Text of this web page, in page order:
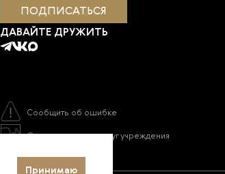
ПОДПИСАТЬСЯ
ДАВАЙТЕ ДРУЖИТЬ
Сообщить об ошибке
Оценка качества услуг учреждения
Принимаю